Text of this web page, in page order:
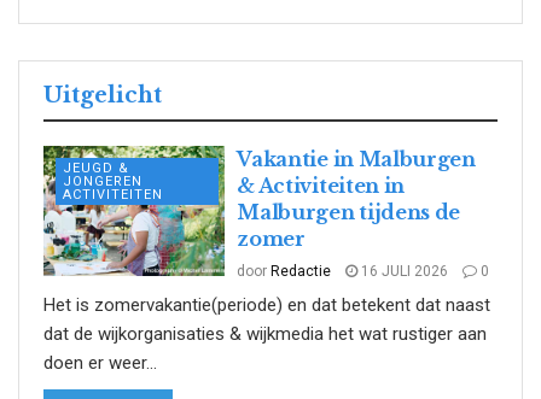
Uitgelicht
JEUGD &
JONGEREN
ACTIVITEITEN
Vakantie in Malburgen
& Activiteiten in
Malburgen tijdens de
zomer
door Redactie 16 JULI 2026 0
Het is zomervakantie(periode) en dat betekent dat naast
dat de wijkorganisaties & wijkmedia het wat rustiger aan
doen er weer...